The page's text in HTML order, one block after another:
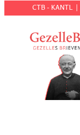
CTB - KANTL